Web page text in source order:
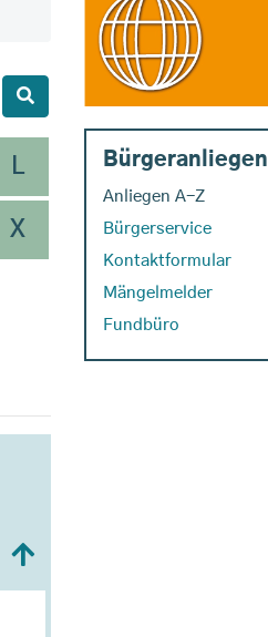
L
X
Bürgeranliegen
Anliegen A-Z
Bürgerservice
Kontaktformular
Mängelmelder
Fundbüro